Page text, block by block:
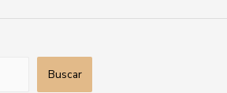
Buscar